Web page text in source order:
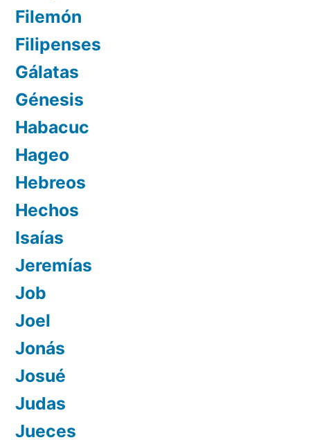
Filemón
Filipenses
Gálatas
Génesis
Habacuc
Hageo
Hebreos
Hechos
Isaías
Jeremías
Job
Joel
Jonás
Josué
Judas
Jueces